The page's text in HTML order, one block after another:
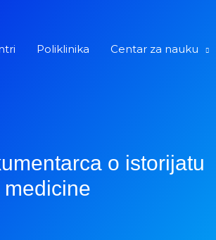
Poliklinika Centar za nauku
o istorijatu